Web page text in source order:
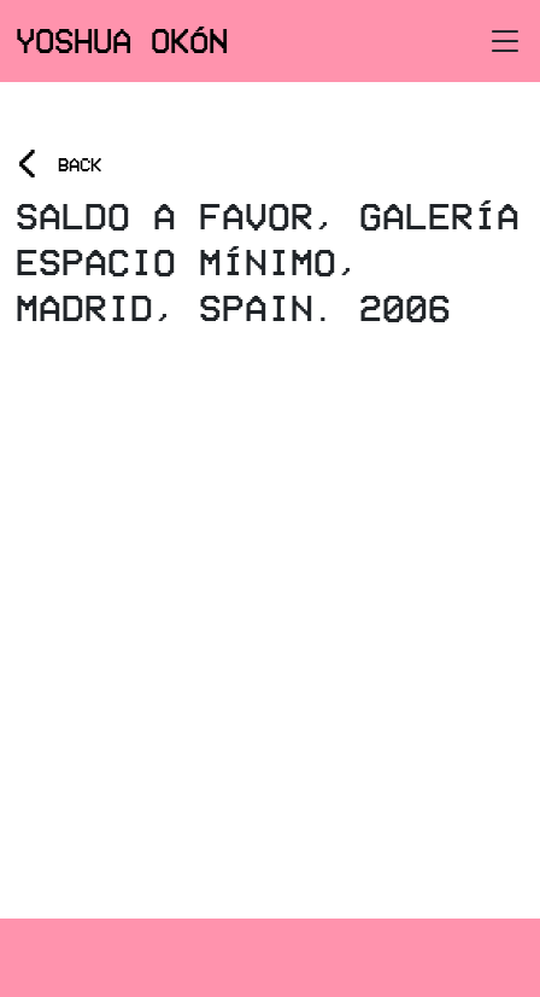
YOSHUA OKÓN
< BACK
SALDO A FAVOR, GALERÍA
ESPACIO MÍNIMO,
MADRID, SPAIN. 2006